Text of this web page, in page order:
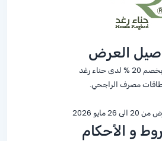
العرض
بخصم % 20 لدى حناء رغد
مصرف الراجحي.
مايو 2026
و الأحكام